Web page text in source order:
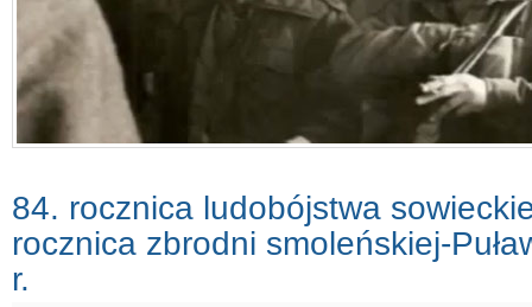
84. rocznica ludobójstwa
rocznica zbrodni smoleńskiej-
r.